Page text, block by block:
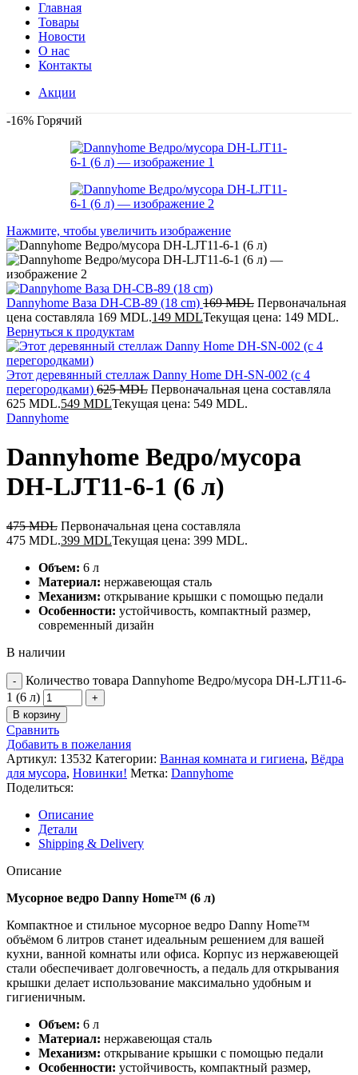
Главная
Товары
Новости
О нас
Контакты
Акции
-16% Горячий
Нажмите, чтобы увеличить изображение
Dannyhome Ваза DH-CB-89 (18 cm) 169MDL Первоначальная
цена составляла 169 MDL.149 MDLТекущая цена: 149 MDL.
Вернуться к продуктам
Этот деревянный стеллаж Danny Home DH-SN-002 (с 4
перегородками) 625MDL Первоначальная цена составляла
625 MDL.549 MDLТекущая цена: 549 MDL.
Dannyhome
Dannyhome Ведро/мусора
DH-LJT11-6-1 (6 л)
475MDL Первоначальная цена составляла
475 MDL.399 MDLТекущая цена: 399 MDL.
Объем: 6 л
Материал: нержавеющая сталь
Механизм: открывание крышки с помощью педали
Особенности: устойчивость, компактный размер,
современный дизайн
В наличии
Количество товара Dannyhome Ведро/мусора DH-LJT11-6-
1 (6 л)
В корзину
Сравнить
Добавить в пожелания
Артикул: 13532 Категории: Ванная комната и гигиена, Вёдра
для мусора, Новинки! Метка: Dannyhome
Поделиться:
Описание
Детали
Shipping & Delivery
Описание
Мусорное ведро Danny Home™ (6 л)
Компактное и стильное мусорное ведро Danny Home™
объёмом 6 литров станет идеальным решением для вашей
кухни, ванной комнаты или офиса. Корпус из нержавеющей
стали обеспечивает долговечность, а педаль для открывания
крышки делает использование максимально удобным и
гигиеничным.
Объем: 6 л
Материал: нержавеющая сталь
Механизм: открывание крышки с помощью педали
Особенности: устойчивость, компактный размер,